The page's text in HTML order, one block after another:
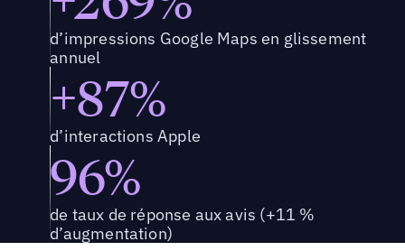
d’impressions Google Maps en glissement
annuel
+87%
d’interactions Apple
96%
de taux de réponse aux avis (+11 %
d’augmentation)